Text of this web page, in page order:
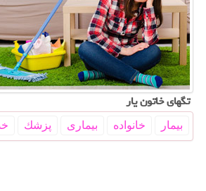
تگهای خاتون یار
بیمار خانواده بیماری پزشك